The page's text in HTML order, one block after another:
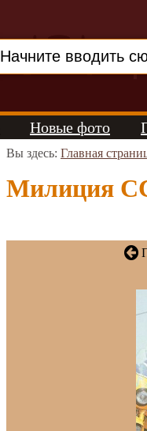
Новые фото
Вы здесь: Главная
Милиция